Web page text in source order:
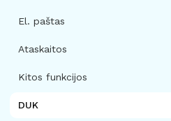
El. paštas
Ataskaitos
Kitos funkcijos
DUK